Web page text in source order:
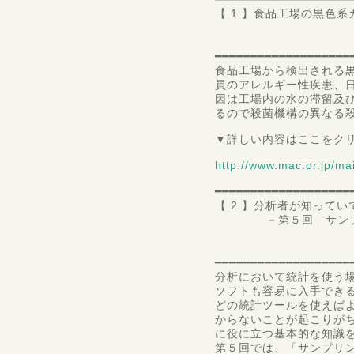
【 1 】食品工場の黒色
食品工場から検出される
員のアレルギー性疾患、
因は工場内の水の滞留及
るので殺菌機構の異なる
▼詳しい内容はここをク
http://www.mac.or.jp/
【 2 】分析者が知ってい
－第５回 サンプ
分析において統計を使う
ソフトも容易に入手でき
どの統計ツールを使えば
からないことが起こりが
に役に立つ基本的な知識
第５回では、「サンプリ